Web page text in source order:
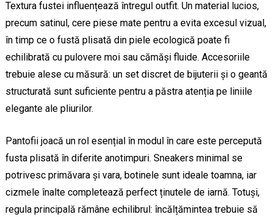
Textura fustei influențează întregul outfit. Un material lucios,
precum satinul, cere piese mate pentru a evita excesul vizual,
în timp ce o fustă plisată din piele ecologică poate fi
echilibrată cu pulovere moi sau cămăși fluide. Accesoriile
trebuie alese cu măsură: un set discret de bijuterii și o geantă
structurată sunt suficiente pentru a păstra atenția pe liniile
elegante ale pliurilor.
Pantofii joacă un rol esențial în modul în care este percepută
fusta plisată în diferite anotimpuri. Sneakers minimal se
potrivesc primăvara și vara, botinele sunt ideale toamna, iar
cizmele înalte completează perfect ținutele de iarnă. Totuși,
regula principală rămâne echilibrul: încălțămintea trebuie să